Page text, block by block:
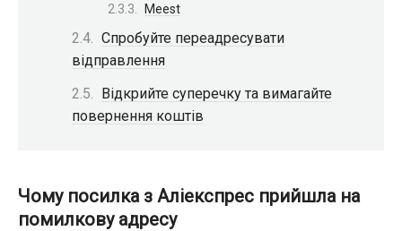
Meest
Спробуйте переадресувати
відправлення
Відкрийте суперечку та вимагайте
повернення коштів
Чому посилка з Аліекспрес прийшла на
помилкову адресу